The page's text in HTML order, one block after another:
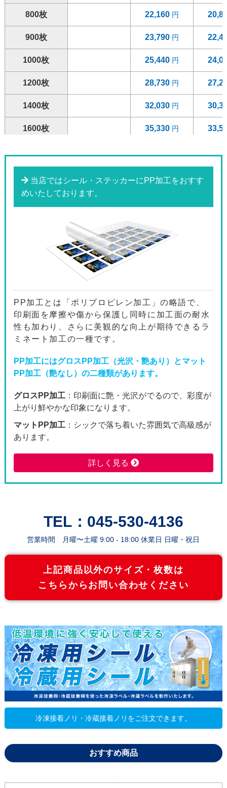
800枚 22,160
900枚 23,790
1000枚 25,440
1200枚 28,730
1400枚 32,030
1600枚 35,330
2200枚
47,520
3200枚 53,220
3400枚 53,670
3600枚 54,150
3800枚 54,630
4000枚 59,620
4200枚 60,140
5000枚 62,090
当店ではシール・ステッカーにPP加工をおすす
めいたしております。
PP加工とは「ポリプロピレン加工」の略語で、
印刷面を摩擦や傷から保護し同時に加工面の耐水
性も加わり、さらに美観的な向上が期待できるラ
ミネート加工の一種です。
PP加工にはグロスPP加工（光沢・艶あり）とマット
PP加工（艶なし）の二種類があります。
グロスPP加工：印刷面に艶・光沢がでるので、彩度が
上がり鮮やかな印象になります。
マットPP加工：シックで落ち着いた雰囲気で高級感が
あります。
詳しく見る
TEL：045-530-4136
営業時間 月曜〜土曜 9:00 - 18:00 休業日 日曜・祝日
上記商品以外のサイズ・枚数は
こちらからお問い合わせください
冷凍接着ノリ・冷蔵接着ノリをご注文できます。
おすすめ商品